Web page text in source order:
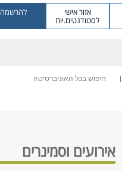
אזור אישי
לסטודנטים.יות
להרשמה
חיפוש בכל האוניברסיטה
אירועים וסמינרים